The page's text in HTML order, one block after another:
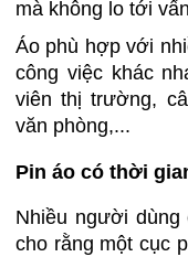
mà không lo tới
Áo phù hợp với
công việc khác
viên thị trường,
văn phòng,...
Pin áo có thời
Nhiều người
cho rằng một cục